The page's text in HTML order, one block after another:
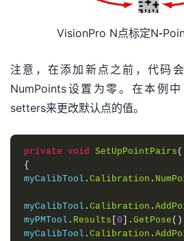
VisionPro N点标定N-
注意，在添加新点之前，代码
NumPoints设置为零。在本例
setters来更改默认点的值。
private void SetUpPointPairs
{
myCalibTool . Calibration .
myCalibTool . Calibration .
myPMTool . Results 0 ]. GetPose
myCalibTool . Calibration .